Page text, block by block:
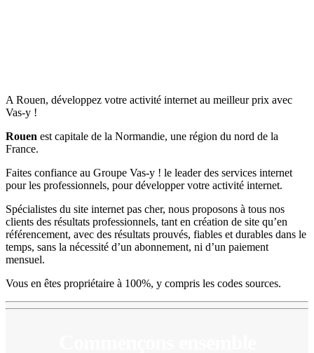
A Rouen, développez votre activité internet au meilleur prix avec
Vas-y !
Rouen est capitale de la Normandie, une région du nord de la
France.
Faites confiance au Groupe Vas-y ! le leader des services internet
pour les professionnels, pour développer votre activité internet.
Spécialistes du site internet pas cher, nous proposons à tous nos
clients des résultats professionnels, tant en création de site qu’en
référencement, avec des résultats prouvés, fiables et durables dans le
temps, sans la nécessité d’un abonnement, ni d’un paiement
mensuel.
Vous en êtes propriétaire à 100%, y compris les codes sources.